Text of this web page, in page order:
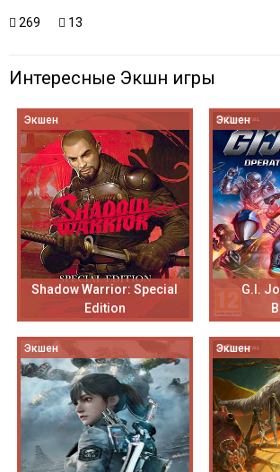
269 13
Интересные Экшн игры
Экшен
Shadow Warrior: Special
Edition
Экшен
G.I.
Экшен Экшен